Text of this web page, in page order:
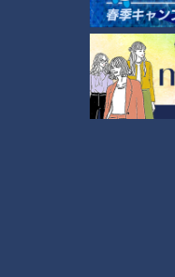
2023年2月6日放送
たっくー＆ナナフシギの
イ跡！都市伝説 #7
たっくー＆ナナフシギ
ツイ跡！都市伝説
見逃し配信動画
2023/02/07